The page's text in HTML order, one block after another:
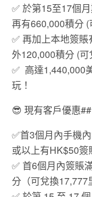
✅ 於第15至17個
再有660,000積分
✅ 再加上本地簽
外120,000積分 (
✅ 高達1,440,000
玩！
😎 現有客戶優惠##
✅首3個月內手機
或以上有HK$50簽
✅ 首6個月內簽賬
分（可兌換17,777